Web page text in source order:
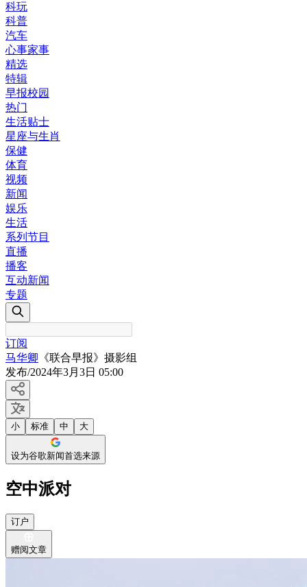
科玩
科普
汽车
心事家事
精选
特辑
早报校园
热门
生活贴士
星座与生肖
保健
体育
视频
新闻
娱乐
生活
系列节目
直播
播客
互动新闻
专题
订阅
马华卿 《联合早报》摄影组
发布/2024年3月3日 05:00
小 标准 中 大
设为谷歌新闻首选来源
空中派对
订户
赠阅文章